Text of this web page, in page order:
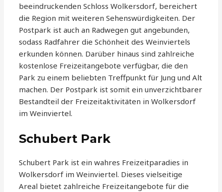
beeindruckenden Schloss Wolkersdorf, bereichert
die Region mit weiteren Sehenswürdigkeiten. Der
Postpark ist auch an Radwegen gut angebunden,
sodass Radfahrer die Schönheit des Weinviertels
erkunden können. Darüber hinaus sind zahlreiche
kostenlose Freizeitangebote verfügbar, die den
Park zu einem beliebten Treffpunkt für Jung und Alt
machen. Der Postpark ist somit ein unverzichtbarer
Bestandteil der Freizeitaktivitäten in Wolkersdorf
im Weinviertel.
Schubert Park
Schubert Park ist ein wahres Freizeitparadies in
Wolkersdorf im Weinviertel. Dieses vielseitige
Areal bietet zahlreiche Freizeitangebote für die